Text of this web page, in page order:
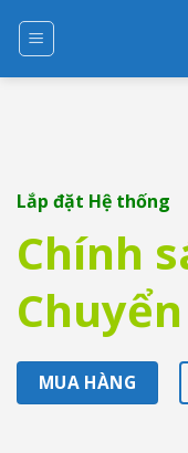
Lắp đặt Hệ thống
Chính
Chuyển
MUA HÀNG